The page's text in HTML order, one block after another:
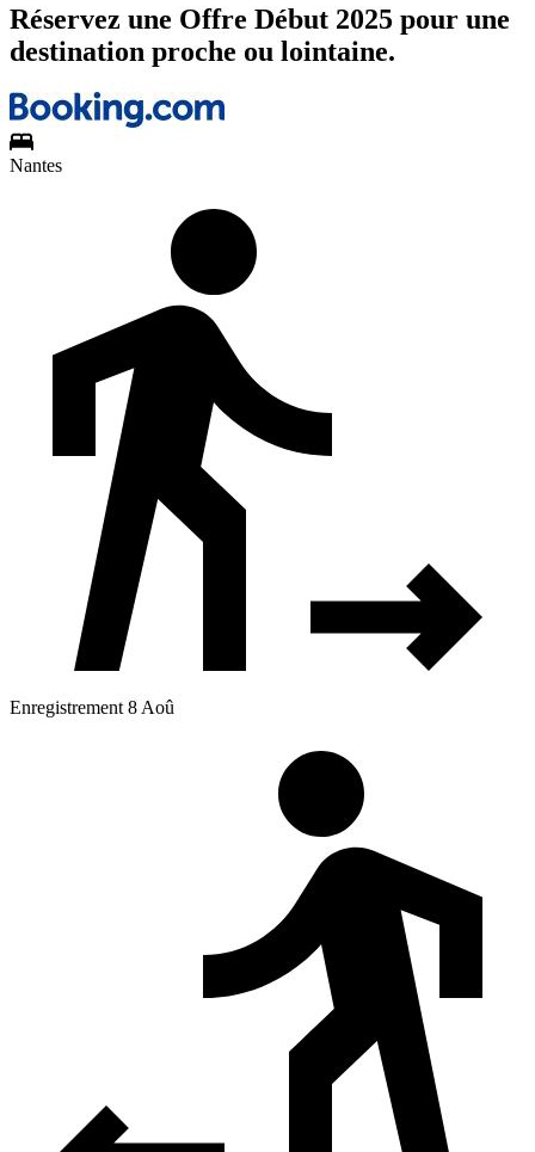
Réservez une Offre Début 2025 pour une
destination proche ou lointaine.
Nantes
Enregistrement 8 Aoû